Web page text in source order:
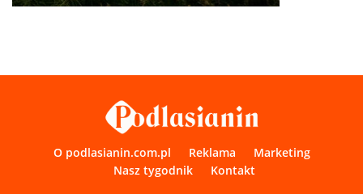
O podlasianin.com.pl Reklama
Marketing
Nasz tygodnik
Kontakt